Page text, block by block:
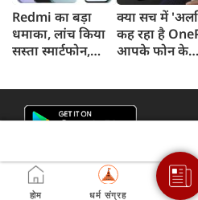
Redmi का बड़ा
धमाका, लांच किया
सस्ता स्मार्टफोन,
और 50MP कैमरा
क्या सच में
कह रहा है
आपके फोन के
आया बड़ा
होम धर्म संग्रह